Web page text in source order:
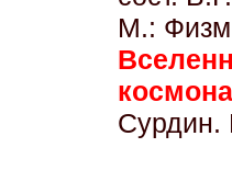
М.:
Сурдин.